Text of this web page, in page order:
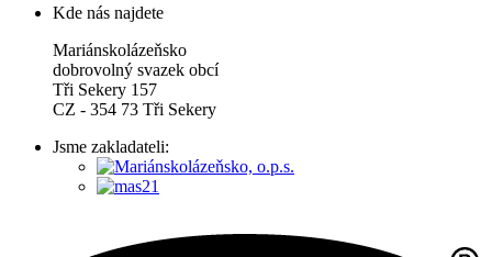
Kde nás najdete
Mariánskolázeňsko
dobrovolný svazek obcí
Tři Sekery 157
CZ - 354 73 Tři Sekery
Jsme zakladateli: